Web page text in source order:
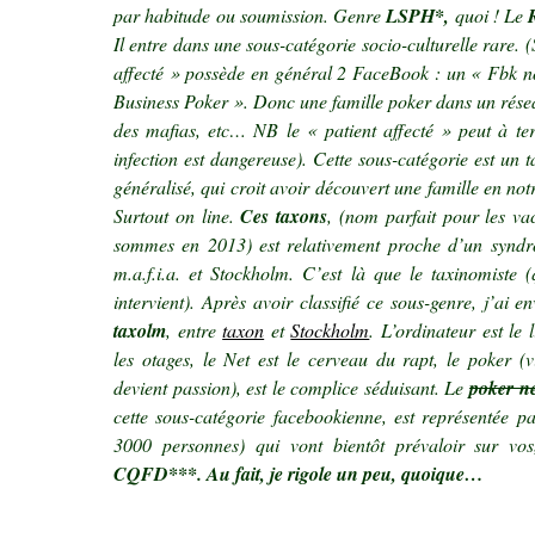
par habitude ou soumission. GenreLSPH*, quoi ! Le
Il entre dans une sous-catégorie socio-culturelle rare.
affecté »possède en général 2 FaceBook : un « Fbk
Business Poker ». Donc une famille poker dans un
des mafias, etc… NB le « patient affecté » peut à
infection est dangereuse). Cette sous-catégorie est un
généralisé, qui croit avoir découvert une famille en
Surtout on line.Ces taxons, (nom parfait pour les
sommes en 2013) est relativement proche d’un
m.a.f.i.a. et Stockholm. C’est là que le taxinomiste
intervient). Après avoir classifié ce sous-genre, j’ai
taxolm, entretaxon etStockholm. L’ordinateur est le
les otages, le Net est le cerveau du rapt, le poker
devient passion), est le complice séduisant. Lepoker
cette sous-catégorie facebookienne, est représentée
3000 personnes) qui vont bientôt prévaloir sur
CQFD***. Au fait, je rigole un peu, quoique…